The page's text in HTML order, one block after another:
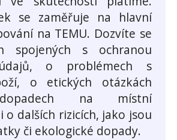
se zaměřuje na hlavní
na TEMU. Dozvíte se
spojených s ochranou
o problémech s
o etických otázkách
na místní
o dalších rizicích, jako jsou
či ekologické dopady.